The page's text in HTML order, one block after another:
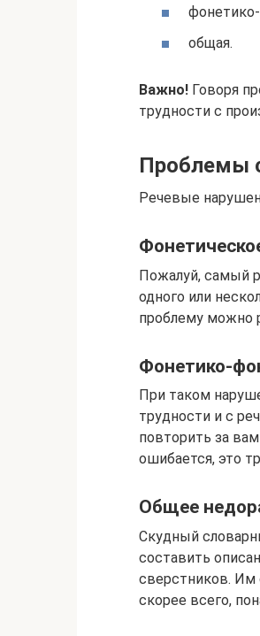
общая.
Важно! Говоря
трудности с
Проблемы
Речевые
Пожалуй, самый
одного или
проблему можно
Фонетико-
При таком
трудности и с
повторить за
ошибается, это
Общее
Скудный
составить
сверстников. Им
скорее всего,